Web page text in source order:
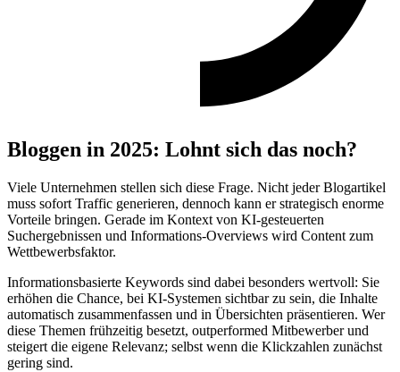
Bloggen in 2025: Lohnt sich das noch?
Viele Unternehmen stellen sich diese Frage. Nicht jeder Blogartikel
muss sofort Traffic generieren, dennoch kann er strategisch enorme
Vorteile bringen. Gerade im Kontext von KI-gesteuerten
Suchergebnissen und Informations-Overviews wird Content zum
Wettbewerbsfaktor.
Informationsbasierte Keywords sind dabei besonders wertvoll: Sie
erhöhen die Chance, bei KI-Systemen sichtbar zu sein, die Inhalte
automatisch zusammenfassen und in Übersichten präsentieren. Wer
diese Themen frühzeitig besetzt, outperformed Mitbewerber und
steigert die eigene Relevanz; selbst wenn die Klickzahlen zunächst
gering sind.